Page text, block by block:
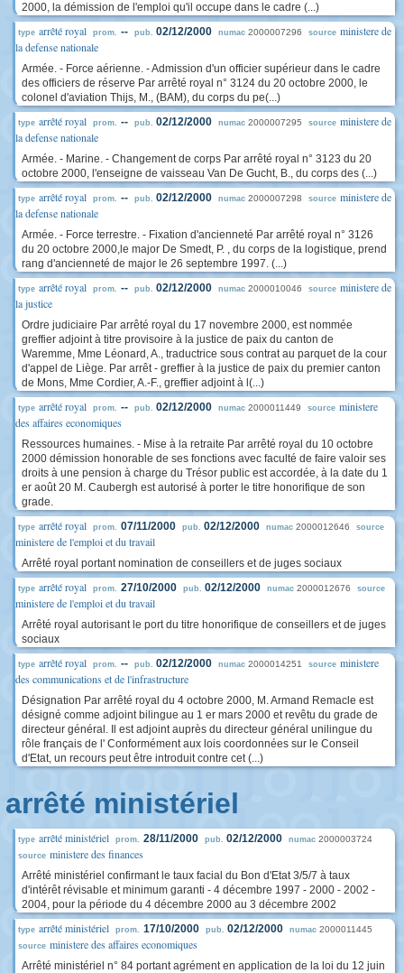
2000, la démission de l'emploi qu'il occupe dans le cadre (...)
type arrêté royal prom. -- pub. 02/12/2000 numac 2000007296 source ministere de
la defense nationale
Armée. - Force aérienne. - Admission d'un officier supérieur dans le cadre
des officiers de réserve Par arrêté royal n° 3124 du 20 octobre 2000, le
colonel d'aviation Thijs, M., (BAM), du corps du pe(...)
type arrêté royal prom. -- pub. 02/12/2000 numac 2000007295 source ministere de
la defense nationale
Armée. - Marine. - Changement de corps Par arrêté royal n° 3123 du 20
octobre 2000, l'enseigne de vaisseau Van De Gucht, B., du corps des (...)
type arrêté royal prom. -- pub. 02/12/2000 numac 2000007298 source ministere de
la defense nationale
Armée. - Force terrestre. - Fixation d'ancienneté Par arrêté royal n° 3126
du 20 octobre 2000,le major De Smedt, P. , du corps de la logistique, prend
rang d'ancienneté de major le 26 septembre 1997. (...)
type arrêté royal prom. -- pub. 02/12/2000 numac 2000010046 source ministere de
la justice
Ordre judiciaire Par arrêté royal du 17 novembre 2000, est nommée
greffier adjoint à titre provisoire à la justice de paix du canton de
Waremme, Mme Léonard, A., traductrice sous contrat au parquet de la cour
d'appel de Liège. Par arrêt - greffier à la justice de paix du premier canton
de Mons, Mme Cordier, A.-F., greffier adjoint à l(...)
type arrêté royal prom. -- pub. 02/12/2000 numac 2000011449 source ministere
des affaires economiques
Ressources humaines. - Mise à la retraite Par arrêté royal du 10 octobre
2000 démission honorable de ses fonctions avec faculté de faire valoir ses
droits à une pension à charge du Trésor public est accordée, à la date du 1
er août 20 M. Caubergh est autorisé à porter le titre honorifique de son
grade.
type arrêté royal prom. 07/11/2000 pub. 02/12/2000 numac 2000012646 source
ministere de l'emploi et du travail
Arrêté royal portant nomination de conseillers et de juges sociaux
type arrêté royal prom. 27/10/2000 pub. 02/12/2000 numac 2000012676 source
ministere de l'emploi et du travail
Arrêté royal autorisant le port du titre honorifique de conseillers et de juges
sociaux
type arrêté royal prom. -- pub. 02/12/2000 numac 2000014251 source ministere
des communications et de l'infrastructure
Désignation Par arrêté royal du 4 octobre 2000, M. Armand Remacle est
désigné comme adjoint bilingue au 1 er mars 2000 et revêtu du grade de
directeur général. Il est adjoint auprès du directeur général unilingue du
rôle français de l' Conformément aux lois coordonnées sur le Conseil
d'Etat, un recours peut être introduit contre cet (...)
arrêté ministériel
type arrêté ministériel prom. 28/11/2000 pub. 02/12/2000 numac 2000003724
source ministere des finances
Arrêté ministériel confirmant le taux facial du Bon d'Etat 3/5/7 à taux
d'intérêt révisable et minimum garanti - 4 décembre 1997 - 2000 - 2002 -
2004, pour la période du 4 décembre 2000 au 3 décembre 2002
type arrêté ministériel prom. 17/10/2000 pub. 02/12/2000 numac 2000011445
source ministere des affaires economiques
Arrêté ministériel n° 84 portant agrément en application de la loi du 12 juin